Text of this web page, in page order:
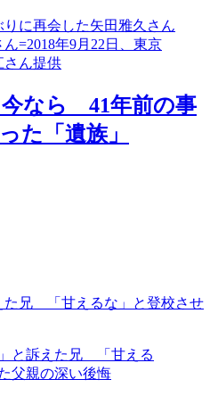
なら 41年前の事
た「遺族」
た兄 「甘えるな」と登校させ